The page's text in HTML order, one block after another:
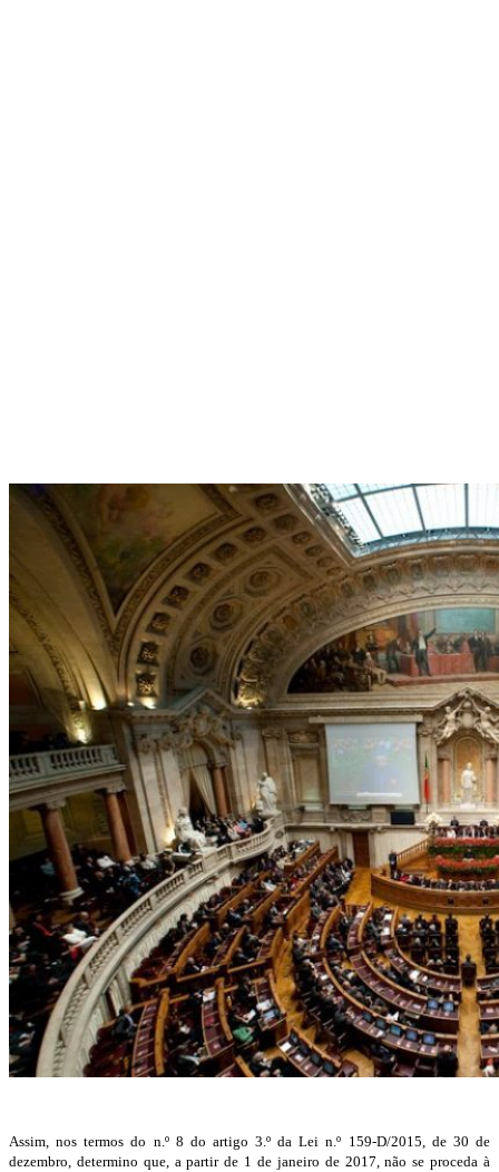
Assim, nos termos do n.º 8 do artigo 3.º da Lei n.º 159-D/2015, de 30 de
dezembro, determino que, a partir de 1 de janeiro de 2017, não se proceda à